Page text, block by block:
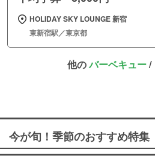
HOLIDAY SKY LOUNGE 新宿
東新宿駅／東京都
他のバーベキュー/
今が旬！季節のおすすめ特集